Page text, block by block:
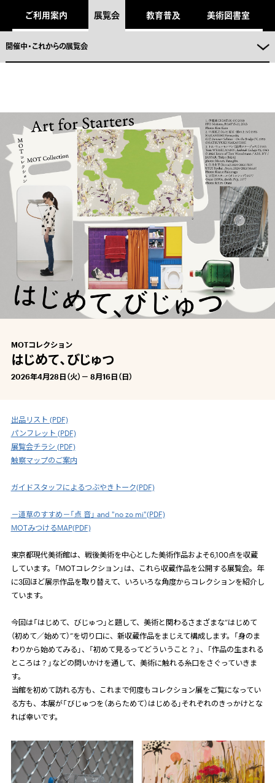
ご利用案内 展覧会 教育普及 美術図書室
開催中・これからの展覧会
MOTコレクション
はじめて、びじゅつ
2026年4月28日（火）－ 8月16日（日）
出品リスト (PDF)
パンフレット (PDF)
展覧会チラシ (PDF)
触察マップのご案内
ガイドスタッフによるつぶやきトーク(PDF)
－道草のすすめ－「点 音」 and "no zo mi"(PDF)
MOTみつけるMAP(PDF)
東京都現代美術館は、戦後美術を中心とした美術作品およそ6,100点を収蔵
しています。「MOTコレクション」は、これら収蔵作品を公開する展覧会。年
に3回ほど展示作品を取り替えて、いろいろな角度からコレクションを紹介し
ています。
今回は「はじめて、びじゅつ」と題して、美術と関わるさまざまな“はじめて
（初めて／始めて）”を切り口に、新収蔵作品をまじえて構成します。「身のま
わりから始めてみる」、「初めて見るってどういうこと？」、「作品の生まれる
ところは？」などの問いかけを通して、美術に触れる糸口をさぐっていきま
す。
当館を初めて訪れる方も、これまで何度もコレクション展をご覧になってい
る方も、本展が「びじゅつを（あらためて）はじめる」それぞれのきっかけとな
れば幸いです。